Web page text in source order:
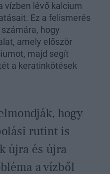
vízben lévő kalcium
Ez a felismerés
hogy
amely először
majd segít
a keratinkötések
hogy
rutint is
újra és újra
a vízből